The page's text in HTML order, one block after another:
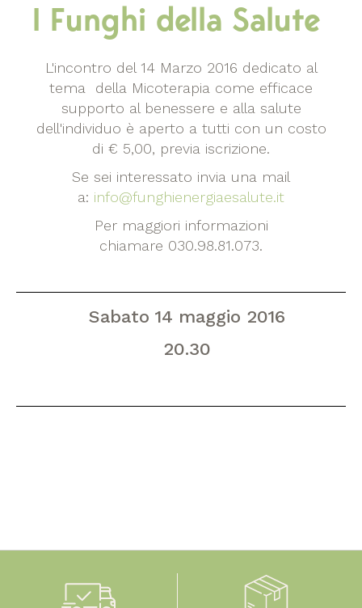
I Funghi della Salute
L'incontro del 14 Marzo 2016 dedicato al
tema della Micoterapia come efficace
supporto al benessere e alla salute
dell'individuo è aperto a tutti con un costo
di € 5,00, previa iscrizione.
Se sei interessato invia una mail
a: info@funghienergiaesalute.it
Per maggiori informazioni
chiamare 030.98.81.073.
Sabato 14 maggio 2016
20.30